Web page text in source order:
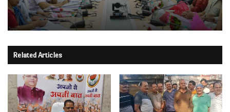
Related Articles